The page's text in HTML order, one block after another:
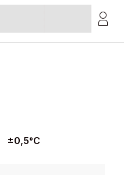
±0,5°C